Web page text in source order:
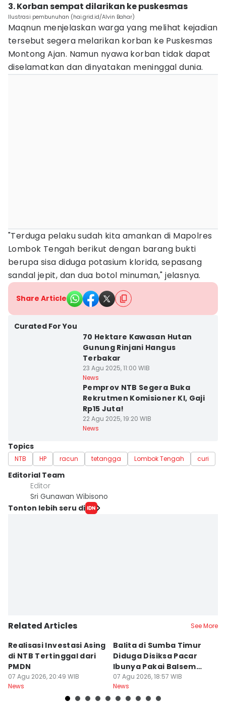
3. Korban sempat dilarikan ke puskesmas
Ilustrasi pembunuhan (hai.grid.id/Alvin Bahar)
Maqnun menjelaskan warga yang melihat kejadian
tersebut segera melarikan korban ke Puskesmas
Montong Ajan. Namun nyawa korban tidak dapat
diselamatkan dan dinyatakan meninggal dunia.
‎​"Terduga pelaku sudah kita amankan di Mapolres
Lombok Tengah berikut dengan barang bukti
berupa sisa diduga potasium klorida, sepasang
sandal jepit, dan dua botol minuman," jelasnya.
Share Article
Curated For You
70 Hektare Kawasan Hutan
Gunung Rinjani Hangus
Terbakar
23 Agu 2025, 11:00 WIB
News
Pemprov NTB Segera Buka
Rekrutmen Komisioner KI, Gaji
Rp15 Juta!
22 Agu 2025, 19:20 WIB
News
Topics
NTB HP racun tetangga Lombok Tengah curi
Editorial Team
Editor
Sri Gunawan Wibisono
Tonton lebih seru di
Related Articles See More
Realisasi Investasi Asing
di NTB Tertinggal dari
PMDN
07 Agu 2026, 20:49 WIB
News
Balita di Sumba Timur
Diduga Disiksa Pacar
Ibunya Pakai Balsem
dan Cabai
07 Agu 2026, 18:57 WIB
News